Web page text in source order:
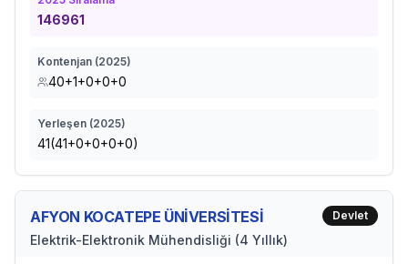
146961
Kontenjan (2025)
40+1+0+0+0
Yerleşen (2025)
41(41+0+0+0+0)
AFYON KOCATEPE ÜNİVERSİTESİ
Elektrik-Elektronik Mühendisliği (4 Yıllık)
Devlet